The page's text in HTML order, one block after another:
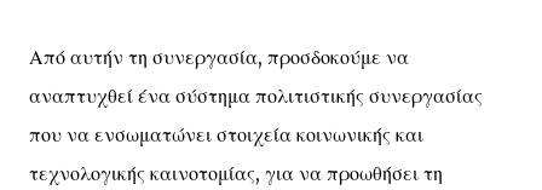
Από αυτήν τη συνεργασία, προσδοκούμε να
αναπτυχθεί ένα σύστημα πολιτιστικής συνεργασίας
που να ενσωματώνει στοιχεία κοινωνικής και
τεχνολογικής καινοτομίας, για να προωθήσει τη